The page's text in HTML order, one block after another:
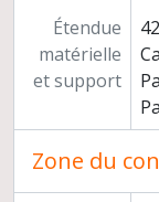
Étendue
matérielle
et support
Zone du